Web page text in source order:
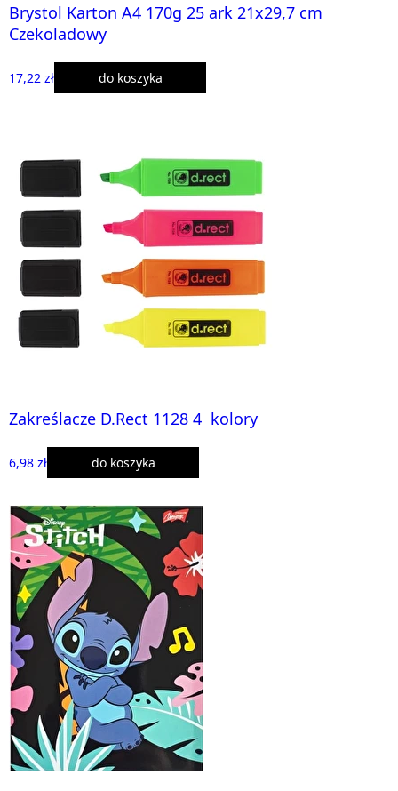
Brystol Karton A4 170g 25 ark 21x29,7 cm
Czekoladowy
17,22 zł do koszyka
Zakreślacze D.Rect 1128 4 kolory
6,98 zł do koszyka